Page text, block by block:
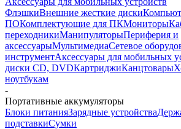
ФлэшкиВнешние жесткие диски
ПОКомплектующие для ПКМониторы
переходникиМанипуляторыПериферия и
аксессуарыМультимедиаСетевое
инструментАксессуары для мобильных
диски CD, DVDКартриджиКанцтовары
ноутбукам
-
Портативные аккумуляторы
Блоки питанияЗарядные устройства
подставкиСумки